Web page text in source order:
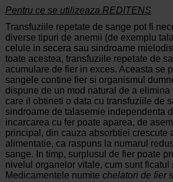
Pentru ce se utilizeaza REDITENS
Transfuziile repetate de sange pot fi
diverse tipuri de anemii (de exemplu
celule in secera sau sindroame
toate acestea, transfuziile repetate de
acumulare de fier in exces. Aceasta se
sangele contine fier si organismul
dispune de un mod natural de a
care il obtineti o data cu transfuziile de
sindroame de talasemie independenta
incarcarea cu fer poate aparea, de
principal, din cauza absorbtiei crescute
alimentatie, ca raspuns la numarul
sange. In timp, surplusul de fier poate
nivelul organelor vitale, cum sunt ficatul
Medicamentele numite chelatori de fier